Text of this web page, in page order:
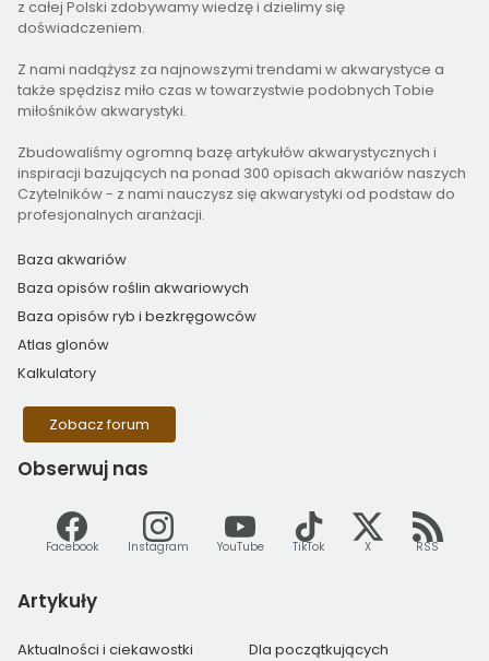
z całej Polski zdobywamy wiedzę i dzielimy się
doświadczeniem.
Z nami nadążysz za najnowszymi trendami w akwarystyce a
także spędzisz miło czas w towarzystwie podobnych Tobie
miłośników akwarystyki.
Zbudowaliśmy ogromną bazę artykułów akwarystycznych i
inspiracji bazujących na ponad 300 opisach akwariów naszych
Czytelników - z nami nauczysz się akwarystyki od podstaw do
profesjonalnych aranżacji.
Baza akwariów
Baza opisów roślin akwariowych
Baza opisów ryb i bezkręgowców
Atlas glonów
Kalkulatory
Zobacz forum
Obserwuj nas
Facebook Instagram YouTube TikTok X RSS
Artykuły
Aktualności i ciekawostki Dla początkujących